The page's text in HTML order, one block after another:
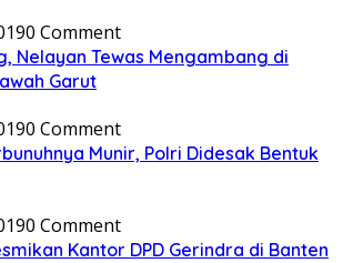
0 Comment
Nelayan Tewas Mengambang di
Garut
0 Comment
Munir, Polri Didesak Bentuk
0 Comment
Kantor DPD Gerindra di Banten